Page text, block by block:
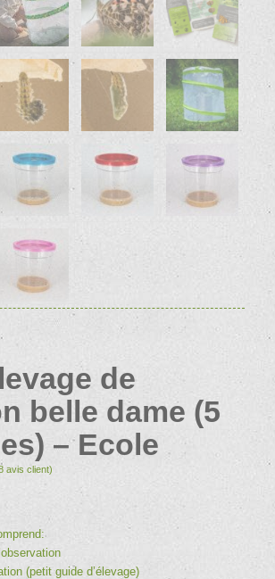
de
belle dame (5
– Ecole
avis client)
(petit guide d’élevage)